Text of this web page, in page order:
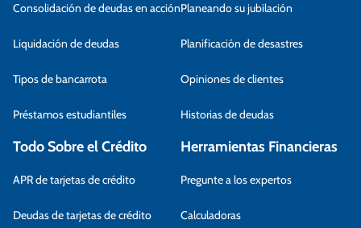
Consolidación de deudas en acción
Liquidación de deudas
Tipos de bancarrota
Préstamos estudiantiles
Planeando su jubilación
Planificación de desastres
Opiniones de clientes
Historias de deudas
Todo Sobre el Crédito
APR de tarjetas de crédito
Deudas de tarjetas de crédito
Herramientas Financieras
Pregunte a los expertos
Calculadoras